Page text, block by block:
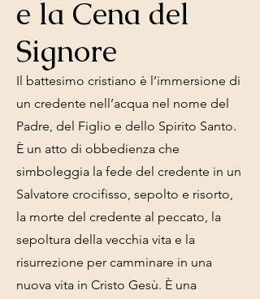
e la Cena del
Signore
Il battesimo cristiano è l’immersione di
un credente nell’acqua nel nome del
Padre, del Figlio e dello Spirito Santo.
È un atto di obbedienza che
simboleggia la fede del credente in un
Salvatore crocifisso, sepolto e risorto,
la morte del credente al peccato, la
sepoltura della vecchia vita e la
risurrezione per camminare in una
nuova vita in Cristo Gesù. È una